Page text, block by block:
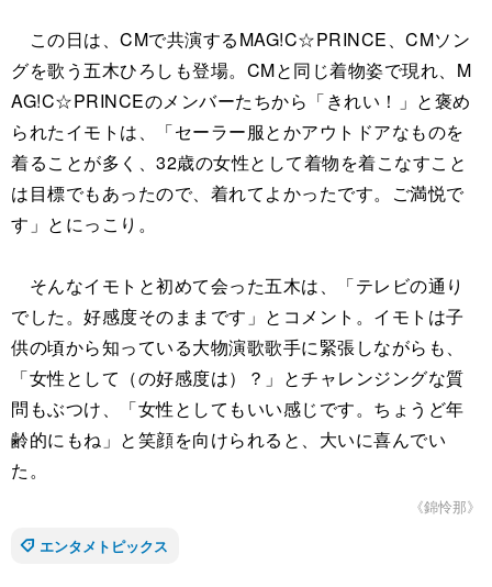
この日は、CMで共演するMAG!C☆PRINCE、CMソン
グを歌う五木ひろしも登場。CMと同じ着物姿で現れ、M
AG!C☆PRINCEのメンバーたちから「きれい！」と褒め
られたイモトは、「セーラー服とかアウトドアなものを
着ることが多く、32歳の女性として着物を着こなすこと
は目標でもあったので、着れてよかったです。ご満悦で
す」とにっこり。
そんなイモトと初めて会った五木は、「テレビの通り
でした。好感度そのままです」とコメント。イモトは子
供の頃から知っている大物演歌歌手に緊張しながらも、
「女性として（の好感度は）？」とチャレンジングな質
問もぶつけ、「女性としてもいい感じです。ちょうど年
齢的にもね」と笑顔を向けられると、大いに喜んでい
た。
《錦怜那》
エンタメトピックス